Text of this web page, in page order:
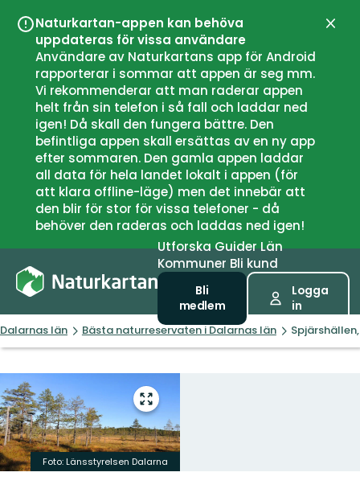
Naturkartan-appen kan behöva
uppdateras för vissa användare
Användare av Naturkartans app för Android
rapporterar i sommar att appen är seg mm.
Vi rekommenderar att man raderar appen
helt från sin telefon i så fall och laddar ned
igen! Då skall den fungera bättre. Den
befintliga appen skall ersättas av en ny app
efter sommaren. Den gamla appen laddar
all data för hela landet lokalt i appen (för
att klara offline-läge) men det innebär att
den blir för stor för vissa telefoner - då
behöver den raderas och laddas ned igen!
UtforskaGuiderLän
Kommuner Bli kund
Bli
medlem
Logga
in
Dalarnas län Bästa naturreservaten i Dalarnas län
Gå
till
helskärmsläge
Foto: Länsstyrelsen Dalarna